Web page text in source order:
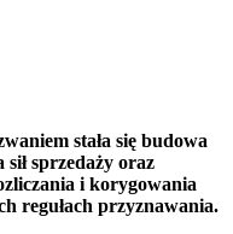
stała się budowa
sprzedaży oraz
i korygowania
regułach przyznawania.